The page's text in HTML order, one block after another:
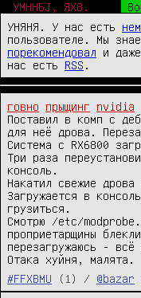
УМННБJ, ЯХВ.
УНЯНЯ. У нас есть
пользователе. Мы
порекомендовал и даже
нас есть RSS
говно прыщинг
nvidia
Поставил в комп с
для неё дрова.
Система с RX6800
Три раза
консоль.
Накатил свежие дрова
Загружается в
грузиться.
Смотрю /etc/
проприетарщины
перезагружаюсь - всё
Отака хуйня, малята.
#FFXBMU
(1) / @bazar